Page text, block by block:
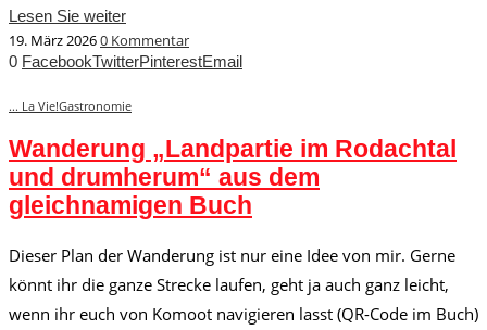
Lesen Sie weiter
19. März 20260 Kommentar
0 FacebookTwitterPinterestEmail
... La Vie!Gastronomie
Wanderung „Landpartie im Rodachtal
und drumherum“ aus dem
gleichnamigen Buch
Dieser Plan der Wanderung ist nur eine Idee von mir. Gerne
könnt ihr die ganze Strecke laufen, geht ja auch ganz leicht,
wenn ihr euch von Komoot navigieren lasst (QR-Code im Buch)